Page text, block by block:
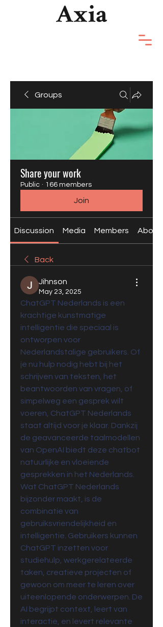
Groups
Share your work
Public · 166 members
Join
Discussion Media Members About
Back
Jihnson
May 23, 2025
ChatGPT Nederlands is een
krachtige kunstmatige
intelligentie die speciaal is
ontworpen voor
Nederlandstalige gebruikers. Of
je nu hulp nodig hebt bij het
schrijven van teksten, het
beantwoorden van vragen, of
simpelweg een gesprek wilt
voeren, ChatGPT Nederlands
staat altijd voor je klaar. Dankzij
de geavanceerde taalmodellen
van OpenAI biedt deze chatbot
natuurlijke en vloeiende
gesprekken in het Nederlands.
Wat ChatGPT Nederlands
bijzonder maakt, is de
combinatie van
gebruiksvriendelijkheid en
intelligentie. Gebruikers kunnen
ChatGPT inzetten voor
studiehulp, werkgerelateerde
taken, creatieve projecten of
gewoon om meer te leren over
uiteenlopende onderwerpen. De
AI begrijpt context, leert van
interactie, en levert relevante